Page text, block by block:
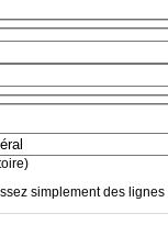
simplement des lignes